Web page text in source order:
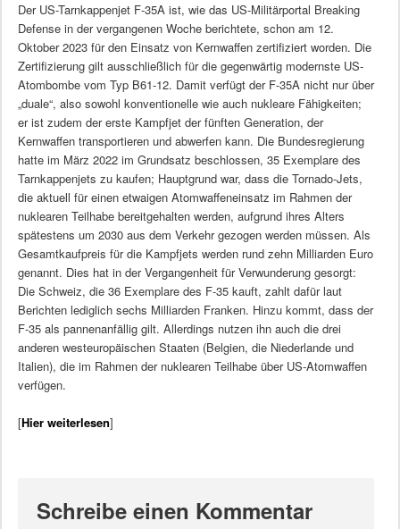
Der US-Tarnkappenjet F-35A ist, wie das US-Militärportal Breaking
Defense in der vergangenen Woche berichtete, schon am 12.
Oktober 2023 für den Einsatz von Kernwaffen zertifiziert worden. Die
Zertifizierung gilt ausschließlich für die gegenwärtig modernste US-
Atombombe vom Typ B61-12. Damit verfügt der F-35A nicht nur über
„duale“, also sowohl konventionelle wie auch nukleare Fähigkeiten;
er ist zudem der erste Kampfjet der fünften Generation, der
Kernwaffen transportieren und abwerfen kann. Die Bundesregierung
hatte im März 2022 im Grundsatz beschlossen, 35 Exemplare des
Tarnkappenjets zu kaufen; Hauptgrund war, dass die Tornado-Jets,
die aktuell für einen etwaigen Atomwaffeneinsatz im Rahmen der
nuklearen Teilhabe bereitgehalten werden, aufgrund ihres Alters
spätestens um 2030 aus dem Verkehr gezogen werden müssen. Als
Gesamtkaufpreis für die Kampfjets werden rund zehn Milliarden Euro
genannt. Dies hat in der Vergangenheit für Verwunderung gesorgt:
Die Schweiz, die 36 Exemplare des F-35 kauft, zahlt dafür laut
Berichten lediglich sechs Milliarden Franken. Hinzu kommt, dass der
F-35 als pannenanfällig gilt. Allerdings nutzen ihn auch die drei
anderen westeuropäischen Staaten (Belgien, die Niederlande und
Italien), die im Rahmen der nuklearen Teilhabe über US-Atomwaffen
verfügen.
[Hier weiterlesen]
Schreibe einen Kommentar